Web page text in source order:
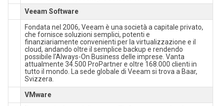
Veeam Software
Fondata nel 2006, Veeam è una società a capitale privato,
che fornisce soluzioni semplici, potenti e
finanziariamente convenienti per la virtualizzazione e il
cloud, andando oltre il semplice backup e rendendo
possibile l’Always-On Business delle imprese. Vanta
attualmente 34.500 ProPartner e oltre 168.000 clienti in
tutto il mondo. La sede globale di Veeam si trova a Baar,
Svizzera.
VMware